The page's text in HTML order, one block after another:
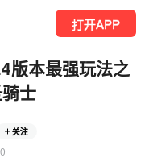
打开APP
版本最强玩法之
士
关注